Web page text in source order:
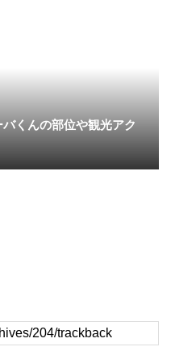
くんの部位や観光アク